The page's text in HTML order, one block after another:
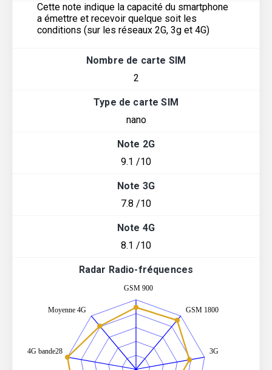
Cette note indique la capacité du smartphone
a émettre et recevoir quelque soit les
conditions (sur les réseaux 2G, 3g et 4G)
Nombre de carte SIM
2
Type de carte SIM
nano
Note 2G
9.1 /10
Note 3G
7.8 /10
Note 4G
8.1 /10
Radar Radio-fréquences